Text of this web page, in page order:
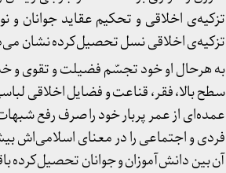
تزکیه‌ی اخلاقی و تحکیم عقاید جوانان و
تزکیه‌ی اخلاقی نسل تحصیل‌کرده نشان
به هرحال او خود تجسّم فضیلت و تقوی و
سطح بالا، فقر، قناعت و فضایل اخلاقی
عمده‌ای از عمر پربار خود را صرف رفع
فردی و اجتماعی را در معنای اسلامی‌اش
آن بین دانش‌آموزان و جوانان تحصیل‌کرده